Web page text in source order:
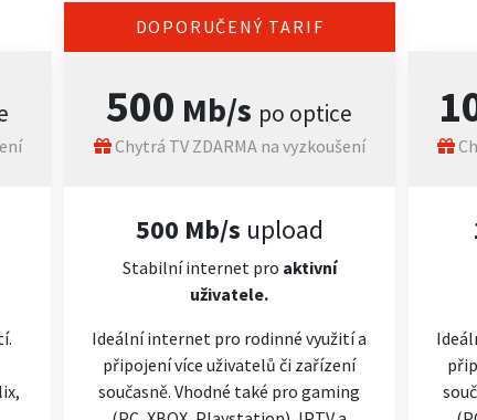
DOPORUČENÝ TARIF
500 Mb/s po optice
Chytrá TV ZDARMA na vyzkoušení
500 Mb/s upload
Stabilní internet pro aktivní
uživatele.
Ideální internet pro rodinné využití a
připojení více uživatelů či zařízení
současně. Vhodné také pro gaming